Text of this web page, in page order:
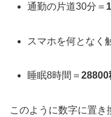
通勤の片道30分＝
スマホを何となく
睡眠8時間＝28800
このように数字に置